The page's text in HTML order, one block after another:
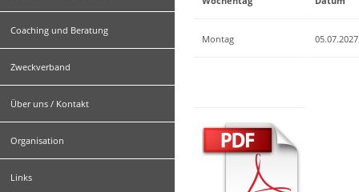
Coaching und Beratung
Zweckverband
Über uns / Kontakt
Organisation
Links
Montag 05.07.2027